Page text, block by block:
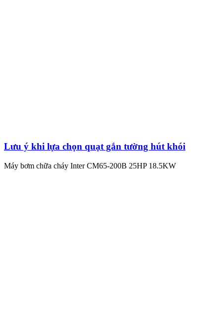
Lưu ý khi lựa chọn quạt gắn tường hút khói
Máy bơm chữa cháy Inter CM65-200B 25HP 18.5KW